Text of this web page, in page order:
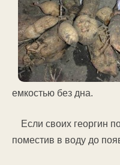
емкостью без дна.
Если своих георгин
поместив в воду до